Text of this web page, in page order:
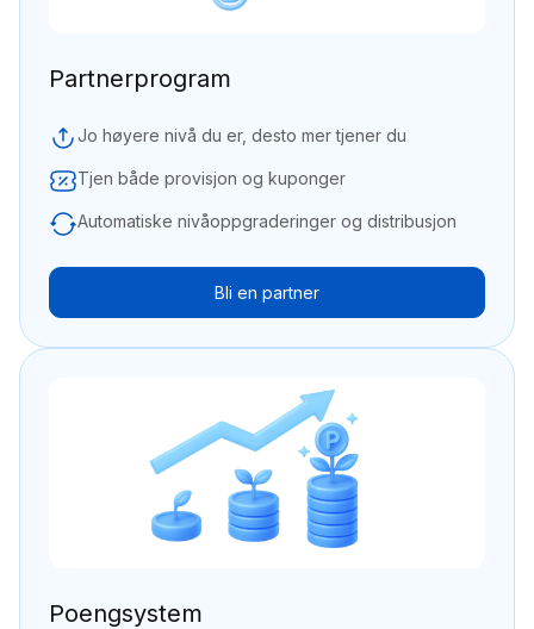
Partnerprogram
Jo høyere nivå du er, desto mer tjener du
Tjen både provisjon og kuponger
Automatiske nivåoppgraderinger og distribusjon
Bli en partner
Poengsystem